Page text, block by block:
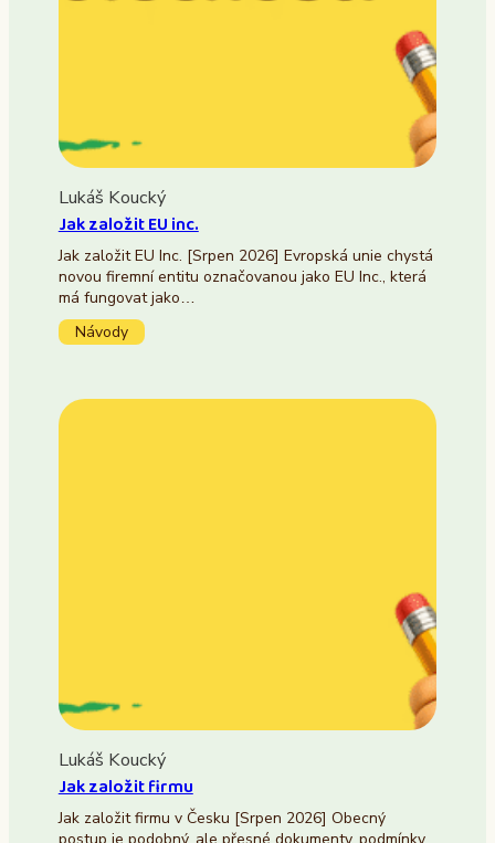
Lukáš Koucký
Jak založit EU inc.
Jak založit EU Inc. [Srpen 2026] Evropská unie chystá
novou firemní entitu označovanou jako EU Inc., která
má fungovat jako…
Návody
Lukáš Koucký
Jak založit firmu
Jak založit firmu v Česku [Srpen 2026] Obecný